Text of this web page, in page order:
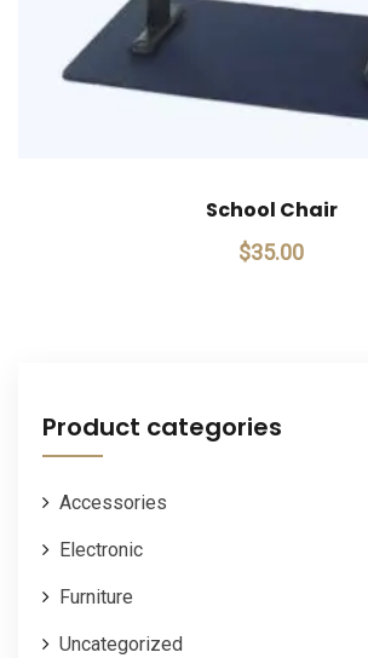
School Chair
$35.00
Product categories
Accessories
Electronic
Furniture
Uncategorized